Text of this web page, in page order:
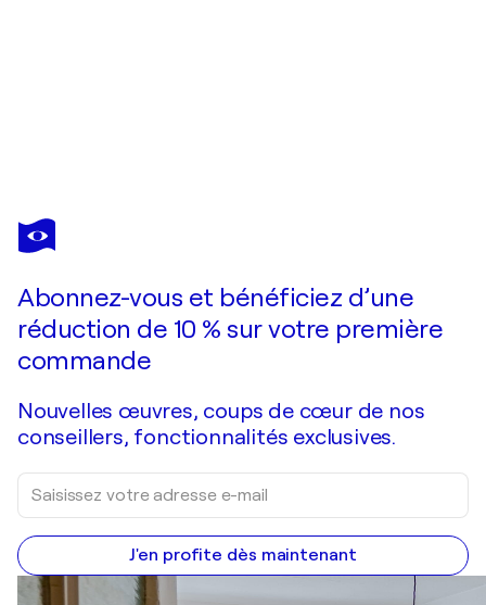
TATIANA YABLOED
Joy Fly
Abonnez-vous et bénéficiez d’une
réduction de 10 % sur votre première
commande
Nouvelles œuvres, coups de cœur de nos
conseillers, fonctionnalités exclusives.
J'en profite dès maintenant